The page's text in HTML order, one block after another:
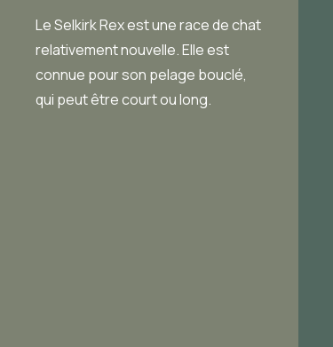
Le Selkirk Rex est une race de chat
relativement nouvelle. Elle est
connue pour son pelage bouclé,
qui peut être court ou long.